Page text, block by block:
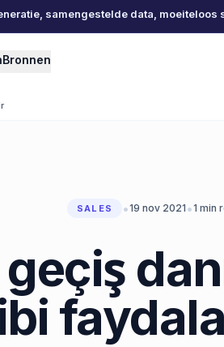
samengestelde data, moeiteloos
Bronnen
SALES •19 nov 2021 •1 min